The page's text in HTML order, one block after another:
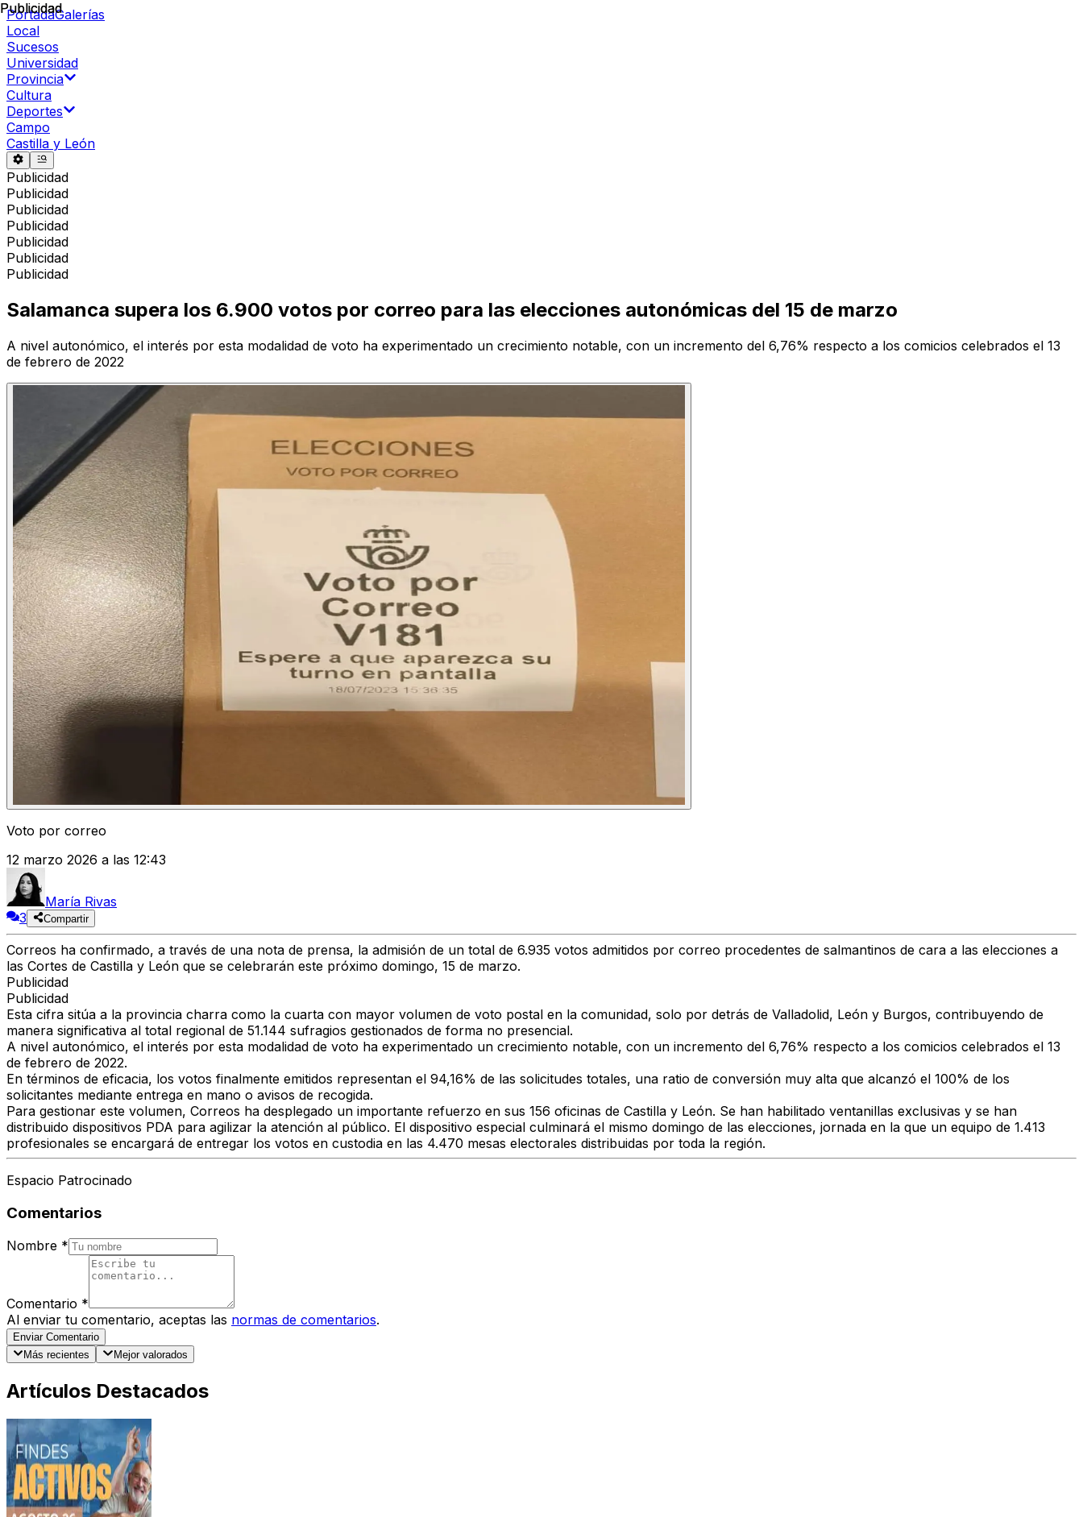
PortadaGalerías
Local
Sucesos
Universidad
Provincia
Cultura
Deportes
Campo
Castilla y León
Publicidad
Publicidad
Publicidad
Publicidad
Publicidad
Publicidad
Publicidad
Publicidad
Salamanca supera los 6.900 votos por correo para las elecciones autonómicas del 15 de marzo
A nivel autonómico, el interés por esta modalidad de voto ha experimentado un crecimiento notable, con un incremento del 6,76% respecto a los comicios celebrados el 13
de febrero de 2022
Voto por correo
12 marzo 2026 a las 12:43
María Rivas
3
Compartir
Correos ha confirmado, a través de una nota de prensa, la admisión de un total de 6.935 votos admitidos por correo procedentes de salmantinos de cara a las elecciones a
las Cortes de Castilla y León que se celebrarán este próximo domingo, 15 de marzo.
Publicidad
Publicidad
Esta cifra sitúa a la provincia charra como la cuarta con mayor volumen de voto postal en la comunidad, solo por detrás de Valladolid, León y Burgos, contribuyendo de
manera significativa al total regional de 51.144 sufragios gestionados de forma no presencial.
A nivel autonómico, el interés por esta modalidad de voto ha experimentado un crecimiento notable, con un incremento del 6,76% respecto a los comicios celebrados el 13
de febrero de 2022.
En términos de eficacia, los votos finalmente emitidos representan el 94,16% de las solicitudes totales, una ratio de conversión muy alta que alcanzó el 100% de los
solicitantes mediante entrega en mano o avisos de recogida.
Para gestionar este volumen, Correos ha desplegado un importante refuerzo en sus 156 oficinas de Castilla y León. Se han habilitado ventanillas exclusivas y se han
distribuido dispositivos PDA para agilizar la atención al público. El dispositivo especial culminará el mismo domingo de las elecciones, jornada en la que un equipo de 1.413
profesionales se encargará de entregar los votos en custodia en las 4.470 mesas electorales distribuidas por toda la región.
Espacio Patrocinado
Comentarios
Nombre *
Comentario *
Al enviar tu comentario, aceptas las normas de comentarios.
Enviar Comentario
Más recientes
Mejor valorados
Artículos Destacados
Publicidad